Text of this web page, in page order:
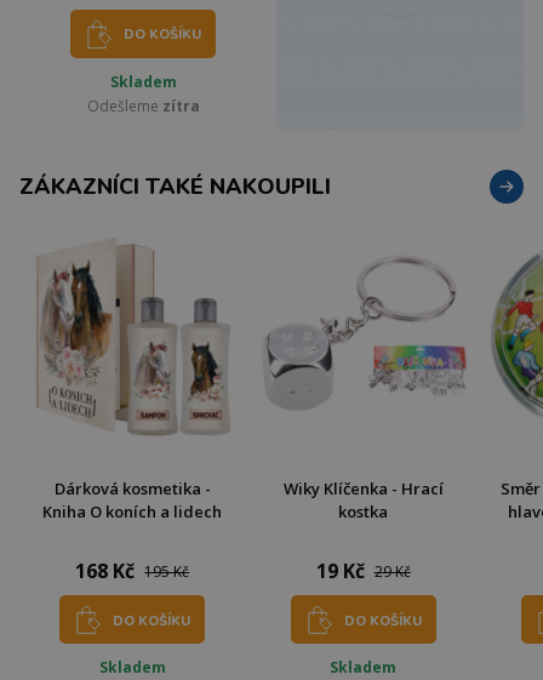
DO KOŠÍKU
Skladem
Odešleme zítra
ZÁKAZNÍCI TAKÉ NAKOUPILI
Dárková kosmetika -
Kniha O koních a lidech
168 Kč 195 Kč
DO KOŠÍKU
Skladem
Wiky Klíčenka - Hrací
kostka
19 Kč 29 Kč
DO KOŠÍKU
Skladem